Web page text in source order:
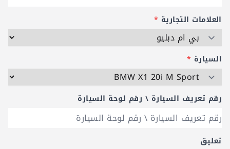
العلامات التجارية *
السيارة *
رقم تعريف السيارة \ رقم لوحة السيارة
تعليق